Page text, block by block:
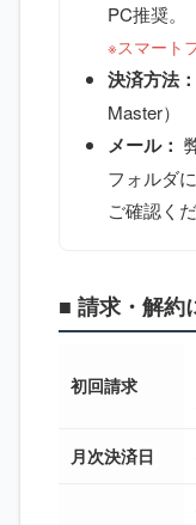
PC推奨。
※スマート
決済方法：
Master）
メール：
フォルダ
ご確認くだ
■ 請求・解約
初回請求
月次決済日